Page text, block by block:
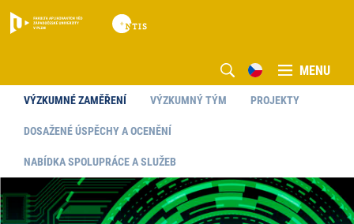
MENU
VÝZKUMNÉ ZAMĚŘENÍ VÝZKUMNÝ TÝM PROJEKTY
DOSAŽENÉ ÚSPĚCHY A OCENĚNÍ
NABÍDKA SPOLUPRÁCE A SLUŽEB